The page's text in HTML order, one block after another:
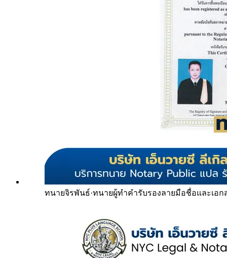
ทนายจิรพันธ์·ทนายผู้ทำคำรับรองลายมือชื่อและเอก